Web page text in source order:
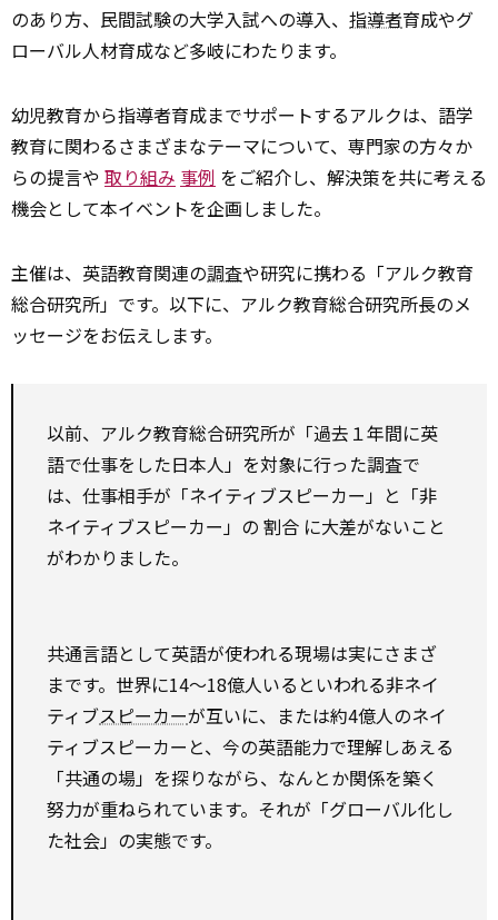
のあり方、民間試験の大学入試への導入、 指導者育成やグ
ローバル人材育成など多岐にわたります。
幼児教育から指導者育成までサポートするアルクは、語学
教育に関わるさまざまなテーマについて、専門家の方々か
らの提言や 取り組み 事例 をご紹介し、解決策を共に考える
機会として本イベントを企画しました。
主催は、英語教育関連の調査や研究に携わる「アルク教育
総合研究所」です。以下に、アルク教育総合研究所長のメ
ッセージをお伝えします。
以前、アルク教育総合研究所が「過去１年間に英
語で仕事をした日本人」を対象に行った調査で
は、仕事相手が「ネイティブスピーカー」と「非
ネイティブスピーカー」の 割合 に大差がないこと
がわかりました。
共通言語として英語が使われる現場は実にさまざ
まです。世界に14～18億人いるといわれる非ネイ
ティブスピーカーが互いに、または約4億人のネイ
ティブスピーカーと、今の英語能力で理解しあえる
「共通の場」を探りながら、なんとか関係を築く
努力が重ねられています。それが「グローバル化し
た社会」の実態です。